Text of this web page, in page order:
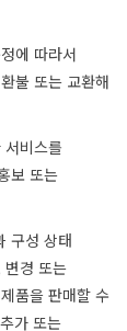
에 따라서
불 또는 교환해
비스를
보 또는
구성 상태
변경 또는
품을 판매할 수
가 또는